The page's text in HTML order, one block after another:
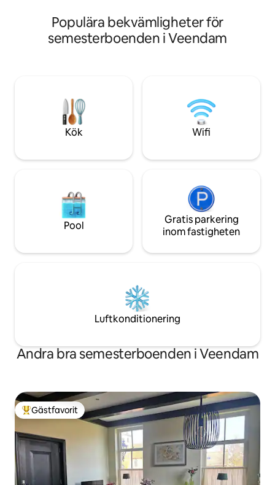
brinkbyar i
Populära bekvämligheter för
semesterboenden i Veendam
Kök Wifi
Pool
Gratis parkering
inom fastigheten
Luftkonditionering
Andra bra semesterboenden i Veendam
Populär gästfavorit
Gästfavorit